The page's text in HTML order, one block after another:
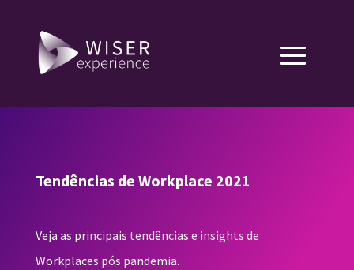
Tendências de Workplace 2021
Veja as principais tendências e insights de
Workplaces pós pandemia.